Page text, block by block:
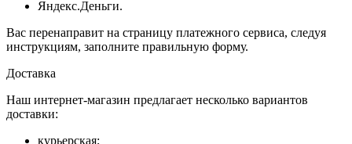
Яндекс.Деньги.
Вас перенаправит на страницу платежного сервиса, следуя
инструкциям, заполните правильную форму.
Доставка
Наш интернет-магазин предлагает несколько вариантов
доставки:
курьерская;